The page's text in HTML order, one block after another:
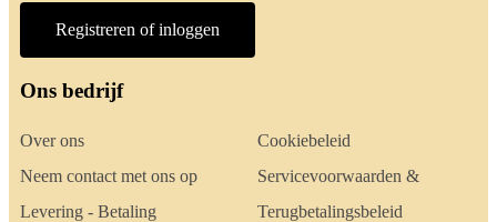
Registreren of inloggen
Ons bedrijf
Over ons
Neem contact met ons op
Levering - Betaling
Cookiebeleid
Servicevoorwaarden &
Terugbetalingsbeleid